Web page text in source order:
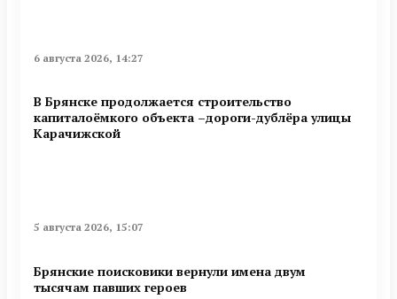
6 августа 2026, 14:27
В Брянске продолжается строительство
капиталоёмкого объекта –дороги-дублёра улицы
Карачижской
5 августа 2026, 15:07
Брянские поисковики вернули имена двум
тысячам павших героев